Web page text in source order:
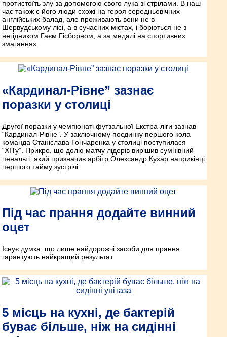
протистоїть злу за допомогою свого лука зі стрілами. В наш
час також є його люди схожі на героя середньовічних
англійських балад, але проживають вони не в
Шервудському лісі, а в сучасних містах, і борються не з
негідником Гаєм Гісборном, а за медалі на спортивних
змаганнях.
«Кардинал-Рівне” зазнає
поразки у столиці
Другої поразки у чемпіонаті футзальної Екстра-ліги зазнав
“Кардинал-Рівне”. У заключному поєдинку першого кола
команда Станіслава Гончаренка у столиці поступилася
“ХІТу”. Прикро, що долю матчу лідерів вирішив сумнівний
пенальті, який призначив арбітр Олександр Кухар наприкінці
першого тайму зустрічі.
Під час прання додайте винний
оцет
Існує думка, що лише найдорожчі засоби для прання
гарантують найкращий результат.
5 місць на кухні, де бактерій
буває більше, ніж на сидінні